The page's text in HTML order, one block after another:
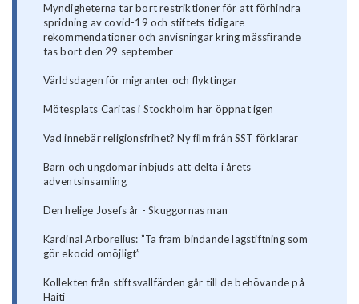
Myndigheterna tar bort restriktioner för att förhindra
spridning av covid-19 och stiftets tidigare
rekommendationer och anvisningar kring mässfirande
tas bort den 29 september
Världsdagen för migranter och flyktingar
Mötesplats Caritas i Stockholm har öppnat igen
Vad innebär religionsfrihet? Ny film från SST förklarar
Barn och ungdomar inbjuds att delta i årets
adventsinsamling
Den helige Josefs år - Skuggornas man
Kardinal Arborelius: ”Ta fram bindande lagstiftning som
gör ekocid omöjligt”
Kollekten från stiftsvallfärden går till de behövande på
Haiti